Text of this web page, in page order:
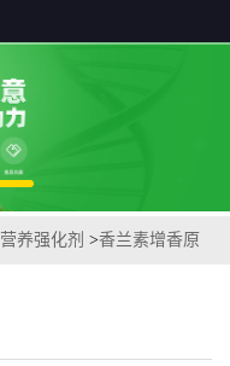
营养强化剂 >香兰素增香原